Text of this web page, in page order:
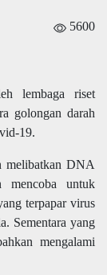
5600
lembaga riset
golongan darah
19.
melibatkan DNA
mencoba untuk
terpapar virus
Sementara yang
mengalami